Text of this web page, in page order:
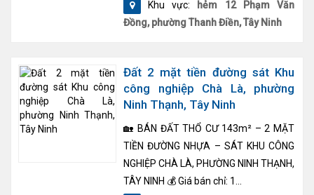
Khu vực:
hẻm 12 Phạm Văn
Đồng, phường Thanh Điền, Tây Ninh
Đất 2 mặt tiền đường sát Khu
công nghiệp Chà Là, phường
Ninh Thạnh, Tây Ninh
🏡 BÁN ĐẤT THỔ CƯ 143m² – 2 MẶT
TIỀN ĐƯỜNG NHỰA – SÁT KHU CÔNG
NGHIỆP CHÀ LÀ, PHƯỜNG NINH THẠNH,
TÂY NINH 💰 Giá bán chỉ: 1...